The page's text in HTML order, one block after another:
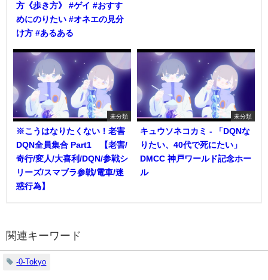
方《歩き方》 #ゲイ #おすす
めにのりたい #オネエの見分
け方 #あるある
未分類
※こうはなりたくない！老害
DQN全員集合 Part1 【老害/
奇行/変人/大喜利/DQN/参戦シ
リーズ/スマブラ参戦/電車/迷
惑行為】
未分類
キュウソネコカミ - 「DQNな
りたい、40代で死にたい」
DMCC 神戸ワールド記念ホー
ル
関連キーワード
-0-Tokyo